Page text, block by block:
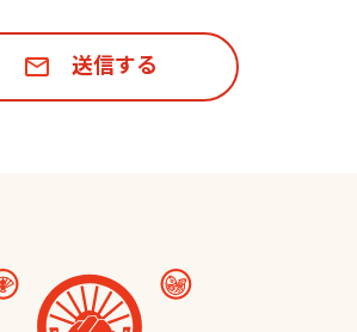
mail_outline 送信する